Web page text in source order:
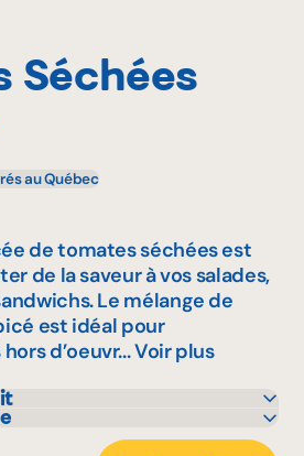
Séchées
au Québec
de tomates séchées est
de la saveur à vos salades,
Le mélange de
est idéal pour
d’oeuvr...Voir plus